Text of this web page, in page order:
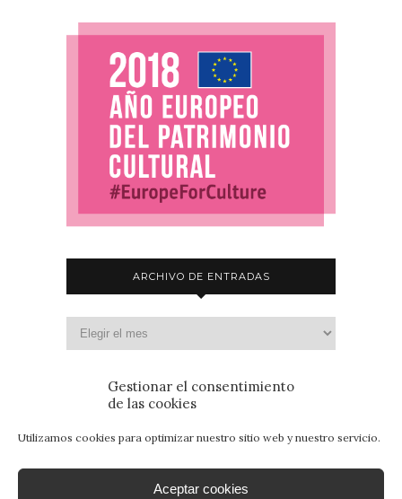
Gestionar el consentimiento
de las cookies
Utilizamos cookies para optimizar nuestro sitio web y nuestro servicio.
Aceptar cookies
ARCHIVO DE ENTRADAS